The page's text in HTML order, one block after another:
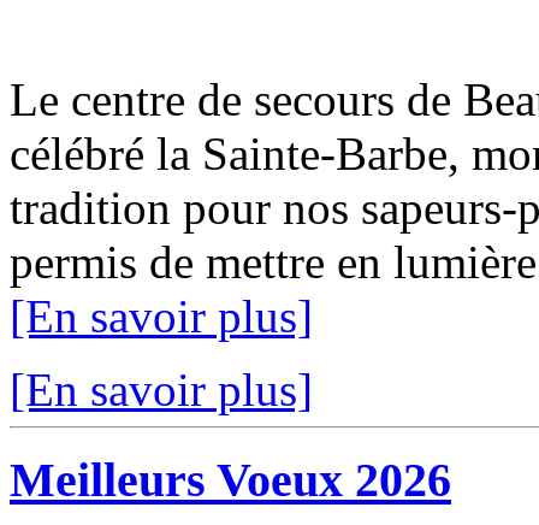
Le centre de secours de
célébré la Sainte-Barbe,
tradition pour nos sapeurs-
permis de mettre en
[En savoir plus]
[En savoir plus]
Meilleurs Voeux 2026